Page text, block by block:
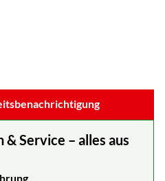
Service – alles aus